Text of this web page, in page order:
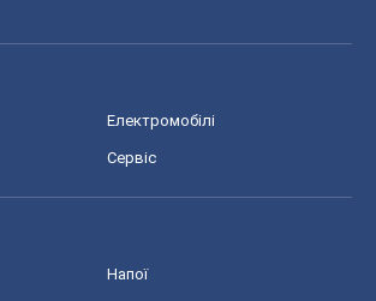
Електромобілі
Сервіс
Напої